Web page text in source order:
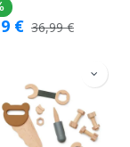
€ 36,99€